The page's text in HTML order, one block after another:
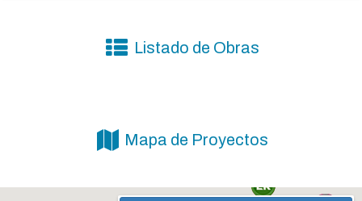
Listado de Obras
Mapa de Proyectos